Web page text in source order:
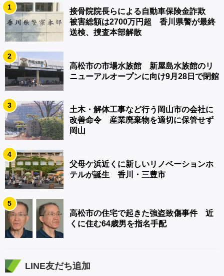
1
接骨院院長らによる自動車保険金詐欺
被害総額は2700万円超 香川県警が最終
送検、捜査本部解散
2
高松市の市場水族館 新屋島水族館のリ
ニューアルオープンに向け9月28日で閉館
3
土木・解体工事など行う岡山市の会社に
改善命令 産業廃棄物を適切に保管せず
岡山
4
父母ケ浜近くに新しいリノベーションホ
テルが誕生 香川・三豊市
5
高松市の住宅で起きた強盗致傷事件 近
くに住む64歳男を指名手配
LINE友だち追加